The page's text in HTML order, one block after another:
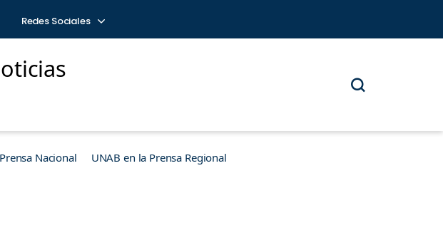
Redes Sociales
Nacional UNAB en la Prensa Regional